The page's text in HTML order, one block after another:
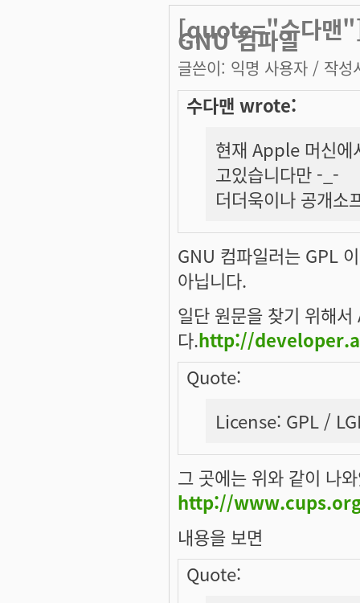
[quote="수다맨"]
GNU 컴파일
글쓴이: 익명 사용자 / 작성
수다맨 wrote:
현재 Apple 머신에
고있습니다만 -_-
더더욱이나 공개소
GNU 컴파일러는 GPL
아닙니다.
일단 원문을 찾기 위해
다.http://
Quote:
License: GPL /
그 곳에는 위와 같이 나
http://
내용을 보면
Quote: